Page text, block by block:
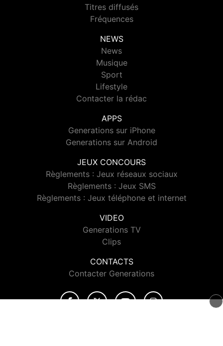
Titres diffusés
Fréquences
NEWS
News
Musique
Sport
Lifestyle
Contacter la rédac
APPS
Generations sur iPhone
Generations sur Android
JEUX CONCOURS
Règlements : Jeux réseaux sociaux
Règlements : Jeux SMS
Règlements : Jeux téléphone et internet
VIDEO
Generations TV
Clips
CONTACTS
Contacter Generations